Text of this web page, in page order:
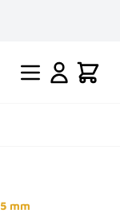
Cart
mm